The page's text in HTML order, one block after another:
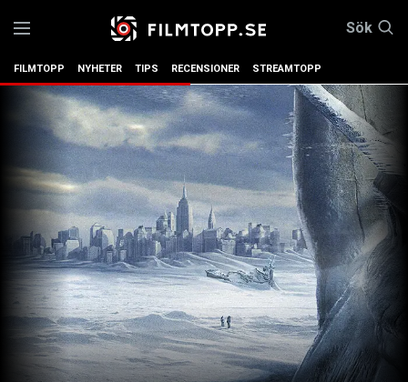
Sök
FILMTOPP NYHETER TIPS RECENSIONER STREAMTOPP